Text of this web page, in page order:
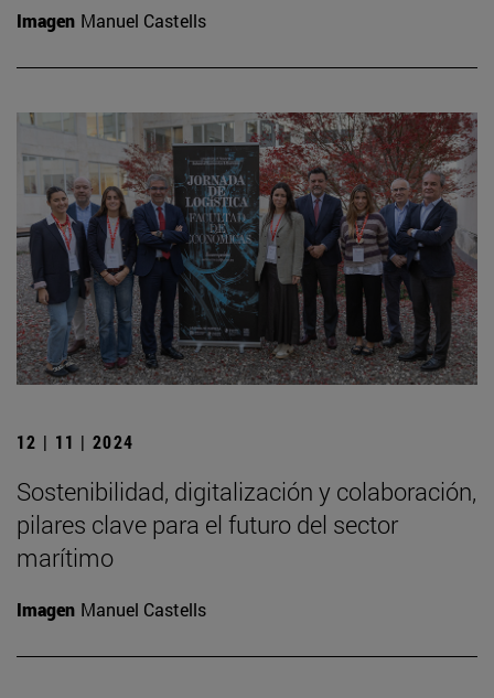
Imagen Manuel Castells
12 | 11 | 2024
Sostenibilidad, digitalización y colaboración,
pilares clave para el futuro del sector
marítimo
Imagen Manuel Castells